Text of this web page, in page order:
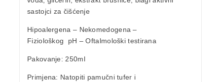
sastojci za čišćenje
Hipoalergena – Nekomedogena –
Fiziološkog
pH – Oftalmološki testirana
Pakovanje: 250ml
Primjena: Natopiti pamučni tufer i